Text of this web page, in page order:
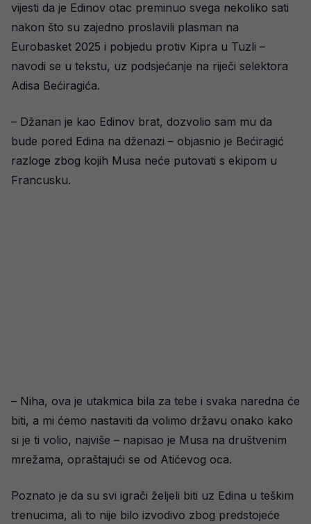
vijesti da je Edinov otac preminuo svega nekoliko sati
nakon što su zajedno proslavili plasman na
Eurobasket 2025 i pobjedu protiv Kipra u Tuzli –
navodi se u tekstu, uz podsjećanje na riječi selektora
Adisa Bećiragića.
– Džanan je kao Edinov brat, dozvolio sam mu da
bude pored Edina na dženazi – objasnio je Bećiragić
razloge zbog kojih Musa neće putovati s ekipom u
Francusku.
– Niha, ova je utakmica bila za tebe i svaka naredna će
biti, a mi ćemo nastaviti da volimo državu onako kako
si je ti volio, najviše – napisao je Musa na društvenim
mrežama, opraštajući se od Atićevog oca.
Poznato je da su svi igrači željeli biti uz Edina u teškim
trenucima, ali to nije bilo izvodivo zbog predstojeće